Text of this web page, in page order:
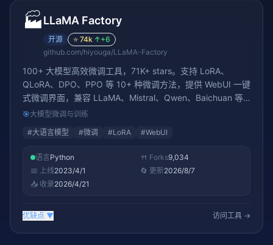
🏭LLaMA Factory
开源 ⭐ 74k ↑+6
github.com/hiyouga/LLaMA-Factory
100+ 大模型高效微调工具，71K+ stars。支持 LoRA、
QLoRA、DPO、PPO 等 10+ 种微调方法，提供 WebUI 一键
式微调界面，兼容 LLaMA、Mistral、Qwen、Baichuan 等
主流模型。ACL 2024 论文收录
🎯大模型微调与训练
#大语言模型 #微调 #LoRA #WebUI
语言Python 🍴 Forks9,034
📅 上线2023/4/1 🔄 更新2026/8/7
📥 收录2026/4/21
优缺点 ▼ 访问工具 →